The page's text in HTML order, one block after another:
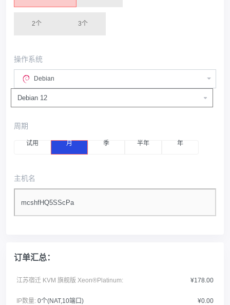
2个 3个
操作系统
Debian
周期
试用 月 季 半年 年
主机名
订单汇总：
江苏宿迁 KVM 旗舰版 Xeon®Platinum: ¥178.00
IP数量: 0个(NAT,10端口) ¥0.00